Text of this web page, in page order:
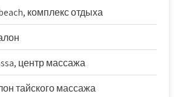
комплекс отдыха
центр массажа
тайского массажа